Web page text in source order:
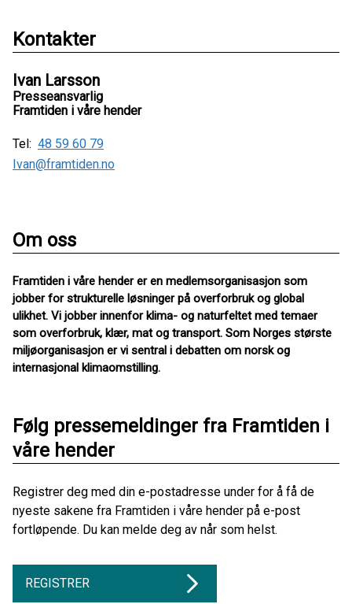
Kontakter
Ivan Larsson
Presseansvarlig
Framtiden i våre hender
Tel: 48 59 60 79
Ivan@framtiden.no
Om oss
Framtiden i våre hender er en medlemsorganisasjon som
jobber for strukturelle løsninger på overforbruk og global
ulikhet. Vi jobber innenfor klima- og naturfeltet med temaer
som overforbruk, klær, mat og transport. Som Norges største
miljøorganisasjon er vi sentral i debatten om norsk og
internasjonal klimaomstilling.
Følg pressemeldinger fra Framtiden i
våre hender
Registrer deg med din e-postadresse under for å få de
nyeste sakene fra Framtiden i våre hender på e-post
fortløpende. Du kan melde deg av når som helst.
REGISTRER